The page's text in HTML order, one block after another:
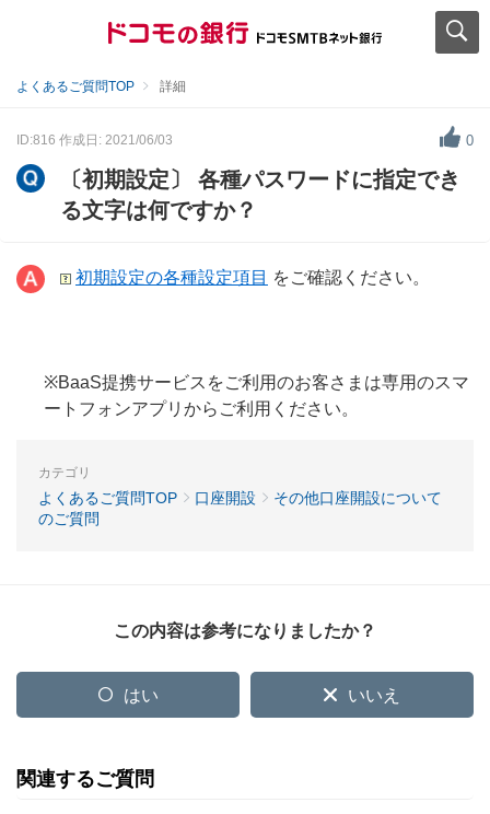
よくあるご質問TOP 詳細
ID:816 作成日: 2021/06/03 0
〔初期設定〕 各種パスワードに指定でき
る文字は何ですか？
初期設定の各種設定項目 をご確認ください。
※BaaS提携サービスをご利用のお客さまは専用のスマ
ートフォンアプリからご利用ください。
カテゴリ
よくあるご質問TOP 口座開設
その他口座開設について
のご質問
この内容は参考になりましたか？
はい いいえ
関連するご質問